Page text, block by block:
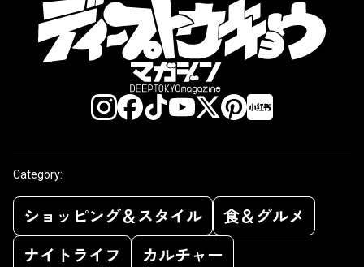
Category:
ショッピング＆スタイル
食＆グルメ
ナイトライフ
カルチャー